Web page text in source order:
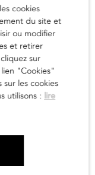
cookies
du site et
ou modifier
et retirer
sur
"Cookies"
sur les cookies
utilisons : lire